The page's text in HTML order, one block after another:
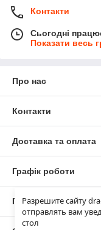
Разрешите сайту
отправлять вам
стол
Контакти
Сьогодні
Показати весь
Про нас
Контакти
Доставка та оплата
Графік роботи
Повна версія сайту